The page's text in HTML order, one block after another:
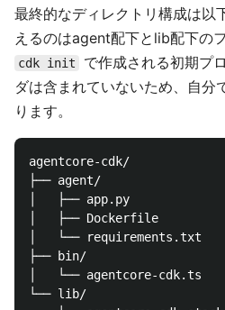
最終的なディレクトリ構成は以
えるのはagent配下とlib配下の
cdk init で作成される初期プ
ダは含まれていないため、自分
ります。
agentcore-cdk/
├── agent/                      #
│   ├── app.py
│   ├── Dockerfile
│   └── requirements.txt
├── bin/
│   └── agentcore-
└── lib/